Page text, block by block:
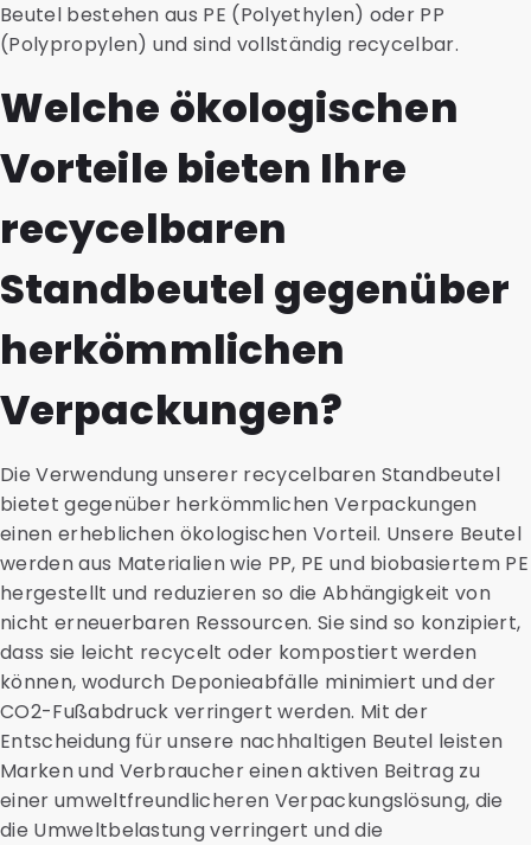
Beutel bestehen aus PE (Polyethylen) oder PP
(Polypropylen) und sind vollständig recycelbar.
Welche ökologischen
Vorteile bieten Ihre
recycelbaren
Standbeutel gegenüber
herkömmlichen
Verpackungen?
Die Verwendung unserer recycelbaren Standbeutel
bietet gegenüber herkömmlichen Verpackungen
einen erheblichen ökologischen Vorteil. Unsere Beutel
werden aus Materialien wie PP, PE und biobasiertem PE
hergestellt und reduzieren so die Abhängigkeit von
nicht erneuerbaren Ressourcen. Sie sind so konzipiert,
dass sie leicht recycelt oder kompostiert werden
können, wodurch Deponieabfälle minimiert und der
CO2-Fußabdruck verringert werden. Mit der
Entscheidung für unsere nachhaltigen Beutel leisten
Marken und Verbraucher einen aktiven Beitrag zu
einer umweltfreundlicheren Verpackungslösung, die
die Umweltbelastung verringert und die